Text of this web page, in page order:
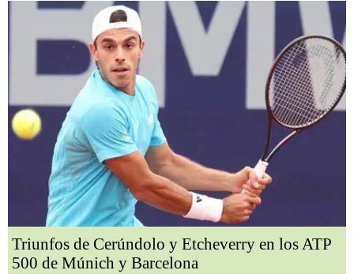
Triunfos de Cerúndolo y Etcheverry en los ATP
500 de Múnich y Barcelona